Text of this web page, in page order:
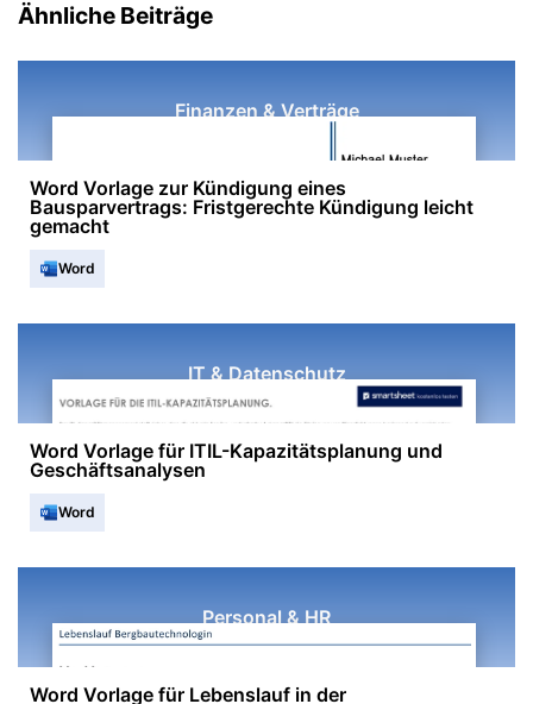
Ähnliche Beiträge
Finanzen & Verträge
Word Vorlage zur Kündigung eines
Bausparvertrags: Fristgerechte Kündigung leicht
gemacht
Word
IT & Datenschutz
Word Vorlage für ITIL-Kapazitätsplanung und
Geschäftsanalysen
Word
Personal & HR
Word Vorlage für Lebenslauf in der